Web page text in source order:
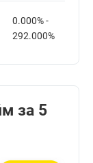
0.000% -
292.000%
за 5